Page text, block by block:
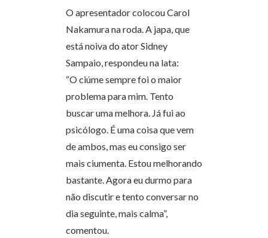
O apresentador colocou Carol
Nakamura na roda. A japa, que
está noiva do ator Sidney
Sampaio, respondeu na lata:
“O ciúme sempre foi o maior
problema para mim. Tento
buscar uma melhora. Já fui ao
psicólogo. É uma coisa que vem
de ambos, mas eu consigo ser
mais ciumenta. Estou melhorando
bastante. Agora eu durmo para
não discutir e tento conversar no
dia seguinte, mais calma”,
comentou.